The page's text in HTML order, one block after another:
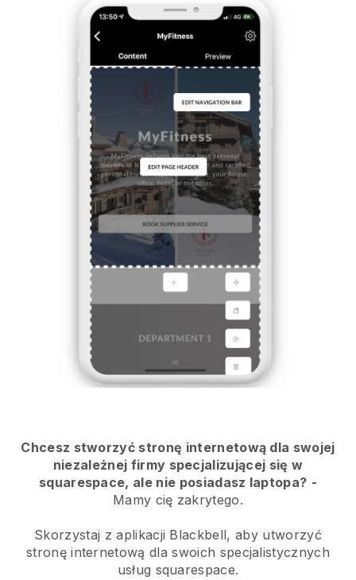
Chcesz stworzyć stronę internetową dla swojej
niezależnej firmy specjalizującej się w
squarespace, ale nie posiadasz laptopa? -
Mamy cię zakrytego.
Skorzystaj z aplikacji Blackbell, aby utworzyć
stronę internetową dla swoich specjalistycznych
usług squarespace.